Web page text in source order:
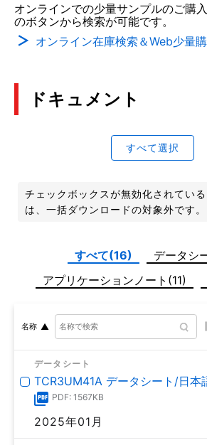
オンラインでの少量サンプルのご購
のボタンから検索が可能です。
オンライン在庫検索＆Web少量
ドキュメント
すべて選択
チェックボックスが無効化されてい
は、一括ダウンロードの対象外です。
すべて(16)
データシ
アプリケーションノート(11)
名称
データシート
TCR3UM41A データシート/日本
PDF: 1567KB
2025年01月